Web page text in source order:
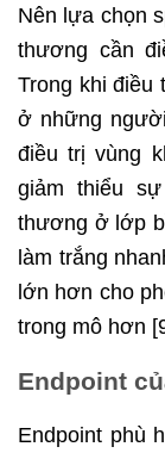
Nên lựa chọn
thương cần
Trong khi điều
ở những
điều trị vùng
giảm thiểu
thương ở lớp
làm trắng
lớn hơn cho
trong mô hơn
Endpoint
Endpoint phù